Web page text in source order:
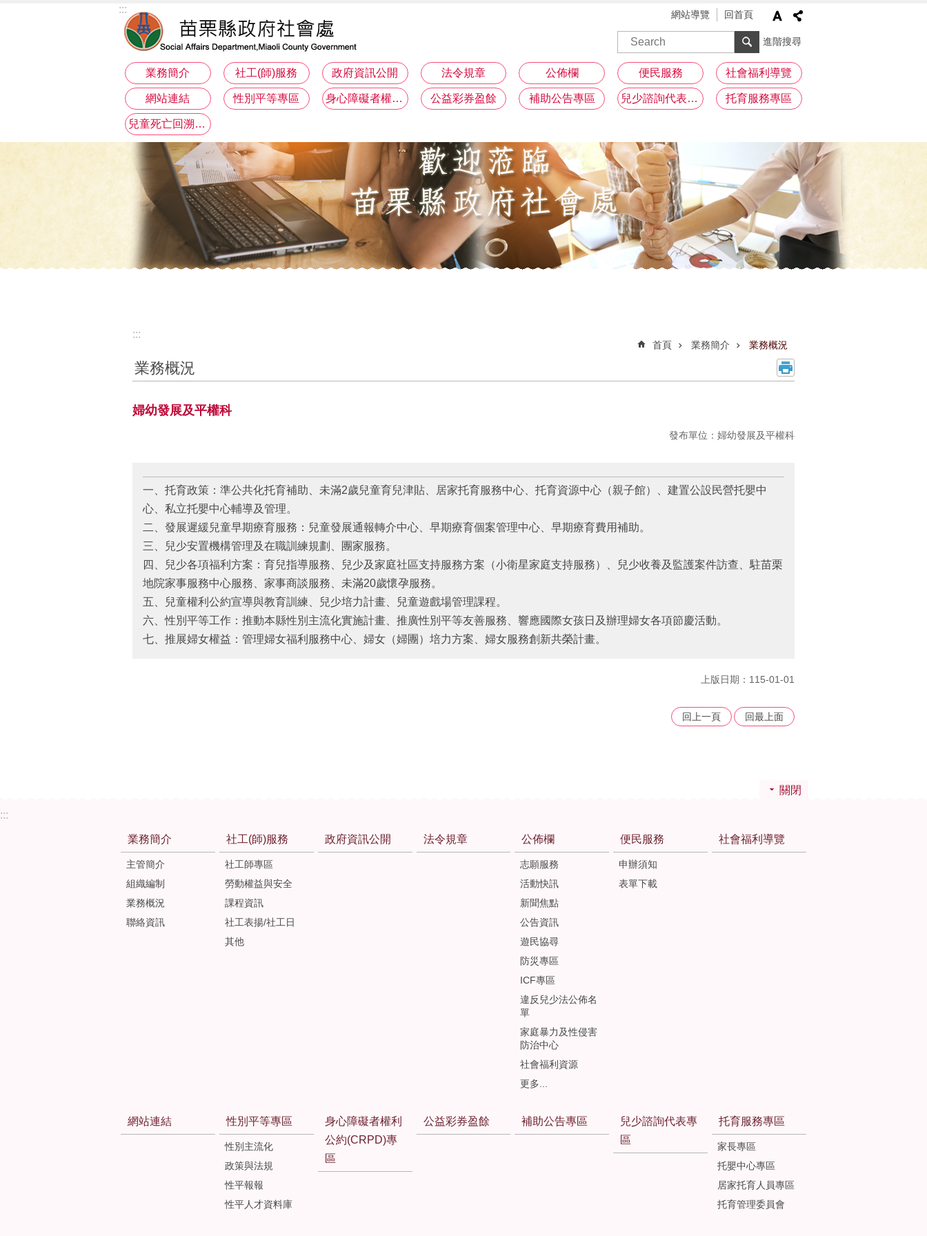
::: 網站導覽 回首頁
進階搜尋
業務簡介 社工(師)服務 政府資訊公開 法令規章 公佈欄 便民服務 社會福利導覽
網站連結 性別平等專區 身心障礙者權利公約(CRPD)專區 公益彩券盈餘 補助公告專區 兒少諮詢代表專區 托育服務專區
兒童死亡回溯分析
:::
首頁 業務簡介 業務概況
業務概況
婦幼發展及平權科
發布單位：婦幼發展及平權科
一、托育政策：準公共化托育補助、未滿2歲兒童育兒津貼、居家托育服務中心、托育資源中心（親子館）、建置公設民營托嬰中
心、私立托嬰中心輔導及管理。
二、發展遲緩兒童早期療育服務：兒童發展通報轉介中心、早期療育個案管理中心、早期療育費用補助。
三、兒少安置機構管理及在職訓練規劃、團家服務。
四、兒少各項福利方案：育兒指導服務、兒少及家庭社區支持服務方案（小衛星家庭支持服務）、兒少收養及監護案件訪查、駐苗栗
地院家事服務中心服務、家事商談服務、未滿20歲懷孕服務。
五、兒童權利公約宣導與教育訓練、兒少培力計畫、兒童遊戲場管理課程。
六、性別平等工作：推動本縣性別主流化實施計畫、推廣性別平等友善服務、響應國際女孩日及辦理婦女各項節慶活動。
七、推展婦女權益：管理婦女福利服務中心、婦女（婦團）培力方案、婦女服務創新共榮計畫。
上版日期：115-01-01
回上一頁 回最上面
關閉
:::
業務簡介
主管簡介
組織編制
業務概況
聯絡資訊
社工(師)服務
社工師專區
勞動權益與安全
課程資訊
社工表揚/社工日
其他
政府資訊公開 法令規章 公佈欄
志願服務
活動快訊
新聞焦點
公告資訊
遊民協尋
防災專區
ICF專區
違反兒少法公佈名
單
家庭暴力及性侵害
防治中心
社會福利資源
更多...
便民服務
申辦須知
表單下載
社會福利導覽
網站連結 性別平等專區
性別主流化
政策與法規
性平報報
性平人才資料庫
身心障礙者權利
公約(CRPD)專
區
公益彩券盈餘 補助公告專區
兒少諮詢代表專
區
托育服務專區
家長專區
托嬰中心專區
居家托育人員專區
托育管理委員會